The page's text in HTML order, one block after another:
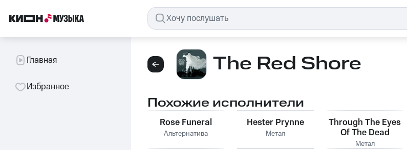
Главная
Избранное
The Red Shore
Похожие исполнители
Rose Funeral
Альтернатива
Hester Prynne
Метал
Through The Eyes
Of The Dead
Метал